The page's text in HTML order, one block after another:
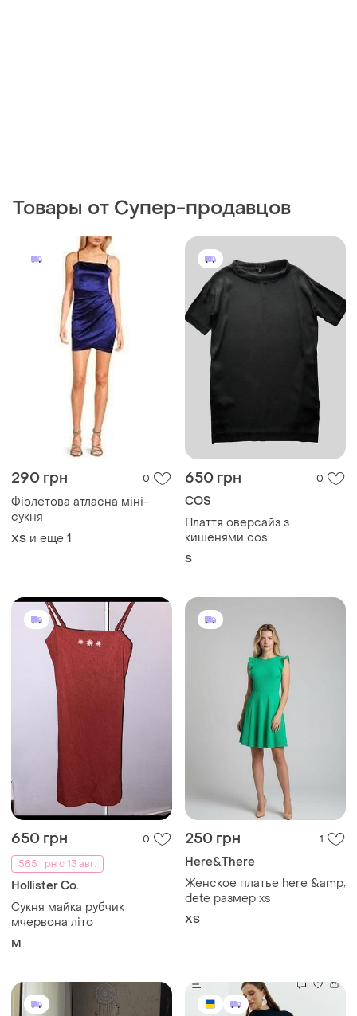
Товары от Супер-продавцов
290 грн 0
Фіолетова атласна міні-
сукня
ХS и еще 1
650 грн 0
COS
Плаття оверсайз з
кишенями cos
S
650 грн
0
585 грн с 13 авг.
Hollister Co.
Сукня майка рубчик
мчервона літо
M
250 грн 1
Here&There
Женское платье here &amp;
dete размер xs
ХS